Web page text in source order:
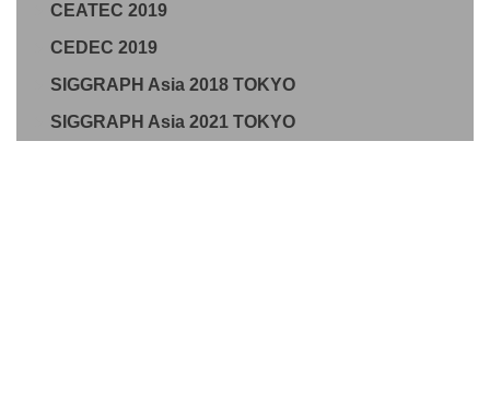
CEATEC 2019
CEDEC 2019
SIGGRAPH Asia 2018 TOKYO
SIGGRAPH Asia 2021 TOKYO